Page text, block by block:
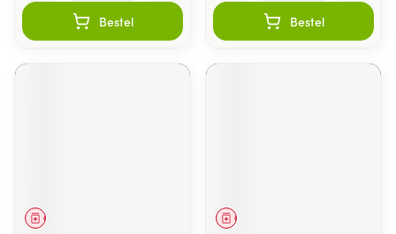
Bestel Bestel
Geneesmiddel Geneesmiddel